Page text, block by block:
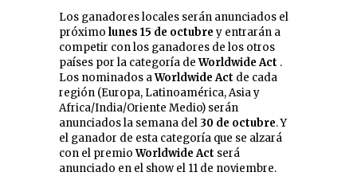
Los ganadores locales serán anunciados el
próximo lunes 15 de octubre y entrarán a
competir con los ganadores de los otros
países por la categoría deWorldwide Act .
Los nominados aWorldwide Act de cada
región (Europa, Latinoamérica, Asia y
Africa/India/Oriente Medio) serán
anunciados la semana del 30 de octubre. Y
el ganador de esta categoría que se alzará
con el premioWorldwide Act será
anunciado en el show el 11 de noviembre.